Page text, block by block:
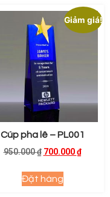
Giảm giá!
Cúp pha lê – PL001
950.000₫ 700.000₫
Đặt hàng